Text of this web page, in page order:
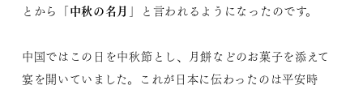
とから「中秋の名月 」と言われるようになったのです。
中国ではこの日を中秋節とし、月餅などのお菓子を添えて
宴を開いていました。これが日本に伝わったのは平安時